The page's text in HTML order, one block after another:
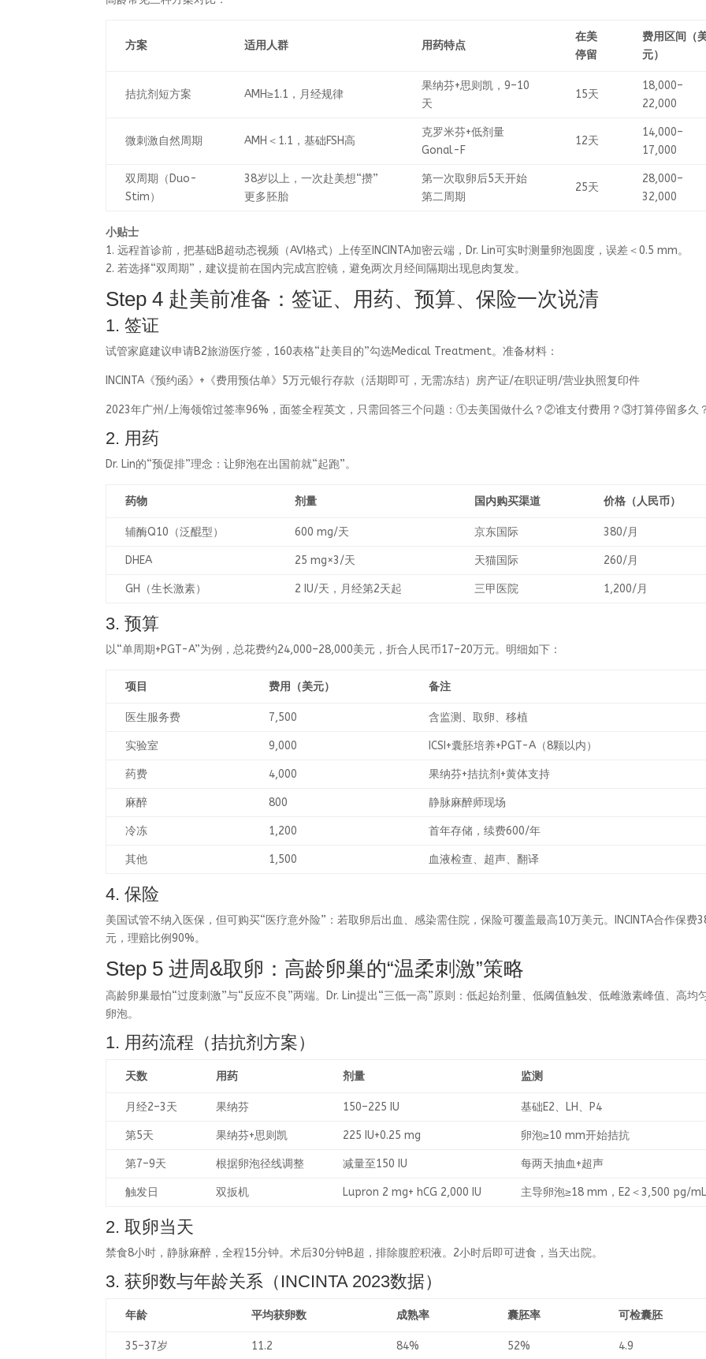
方案 适用人群 用药特点
在美
停留
费用区间（
元）
拮抗剂短方案 AMH≥1.1，月经规律
果纳芬+思则凯，9–10
天
15天
18,000–
22,000
微刺激自然周期 AMH＜1.1，基础FSH高
克罗米芬+低剂量
Gonal-F
12天
14,000–
17,000
双周期（Duo-
Stim）
38岁以上，一次赴美想“攒”
更多胚胎
第一次取卵后5天开始
第二周期
25天
28,000–
32,000
小贴士
1. 远程首诊前，把基础B超动态视频（AVI格式）上传至INCINTA加密云端，Dr. Lin可实时测量卵泡圆度，误差＜0.5 mm。
2. 若选择“双周期”，建议提前在国内完成宫腔镜，避免两次月经间隔期出现息肉复发。
Step 4 赴美前准备：签证、用药、预算、保险一次说清
1. 签证
试管家庭建议申请B2旅游医疗签，160表格“赴美目的”勾选Medical Treatment。准备材料：
INCINTA《预约函》+《费用预估单》5万元银行存款（活期即可，无需冻结）房产证/在职证明/营业执照复印件
2023年广州/上海领馆过签率96%，面签全程英文，只需回答三个问题：①去美国做什么？②谁支付费用？③打算停留多久
2. 用药
Dr. Lin的“预促排”理念：让卵泡在出国前就“起跑”。
药物 剂量 国内购买渠道 价格（人民币）
辅酶Q10（泛醌型） 600 mg/天 京东国际 380/月
DHEA 25 mg×3/天 天猫国际 260/月
GH（生长激素） 2 IU/天，月经第2天起 三甲医院 1,200/月
3. 预算
以“单周期+PGT-A”为例，总花费约24,000–28,000美元，折合人民币17–20万元。明细如下：
项目 费用（美元） 备注
医生服务费 7,500 含监测、取卵、移植
实验室 9,000 ICSI+囊胚培养+PGT-A（8颗以内）
药费 4,000 果纳芬+拮抗剂+黄体支持
麻醉 800 静脉麻醉师现场
冷冻 1,200 首年存储，续费600/年
其他 1,500 血液检查、超声、翻译
4. 保险
美国试管不纳入医保，但可购买“医疗意外险”：若取卵后出血、感染需住院，保险可覆盖最高10万美元。INCINTA合作保费
元，理赔比例90%。
Step 5 进周&取卵：高龄卵巢的“温柔刺激”策略
高龄卵巢最怕“过度刺激”与“反应不良”两端。Dr. Lin提出“三低一高”原则：低起始剂量、低阈值触发、低雌激素峰值、高均
卵泡。
1. 用药流程（拮抗剂方案）
天数 用药 剂量 监测
月经2–3天 果纳芬 150–225 IU 基础E2、LH、P4
第5天 果纳芬+思则凯 225 IU+0.25 mg 卵泡≥10 mm开始拮抗
第7–9天 根据卵泡径线调整 减量至150 IU 每两天抽血+超声
触发日 双扳机 Lupron 2 mg+ hCG 2,000 IU 主导卵泡≥18 mm，E2＜3,500 pg/
2. 取卵当天
禁食8小时，静脉麻醉，全程15分钟。术后30分钟B超，排除腹腔积液。2小时后即可进食，当天出院。
3. 获卵数与年龄关系（INCINTA 2023数据）
年龄 平均获卵数 成熟率 囊胚率 可检囊胚
35–37岁 11.2 84% 52% 4.9